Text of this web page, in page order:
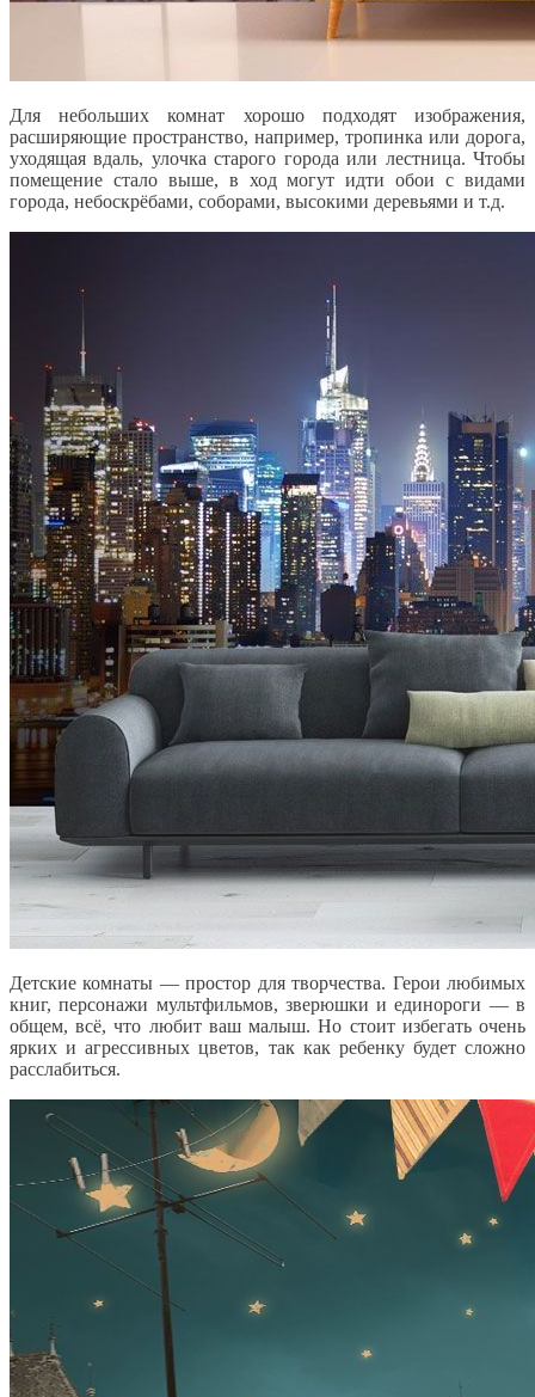
Для небольших комнат хорошо подходят изображения,
расширяющие пространство, например, тропинка или дорога,
уходящая вдаль, улочка старого города или лестница. Чтобы
помещение стало выше, в ход могут идти обои с видами
города, небоскрёбами, соборами, высокими деревьями и т.д.
Детские комнаты — простор для творчества. Герои любимых
книг, персонажи мультфильмов, зверюшки и единороги — в
общем, всё, что любит ваш малыш. Но стоит избегать очень
ярких и агрессивных цветов, так как ребенку будет сложно
расслабиться.